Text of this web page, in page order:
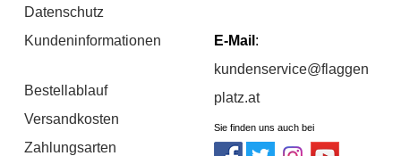
Datenschutz
Kundeninformationen
Bestellablauf
Versandkosten
Zahlungsarten
E-Mail :
kundenservice@flaggen
platz.at
Sie finden uns auch bei